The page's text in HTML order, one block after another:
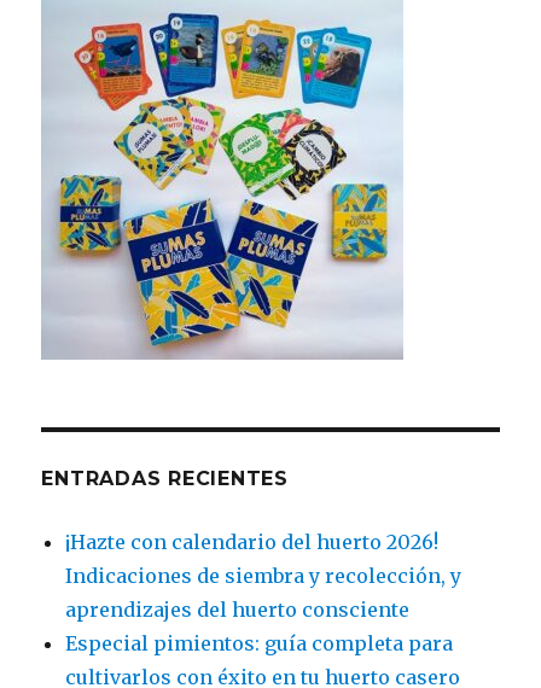
ENTRADAS RECIENTES
¡Hazte con calendario del huerto 2026!
Indicaciones de siembra y recolección, y
aprendizajes del huerto consciente
Especial pimientos: guía completa para
cultivarlos con éxito en tu huerto casero